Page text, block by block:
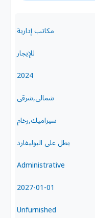
مكاتب إدارية
للإيجار
2024
شمالى,شرقى
سيراميك,رخام
يطل على البوليفارد
Administrative
2027-01-01
Unfurnished